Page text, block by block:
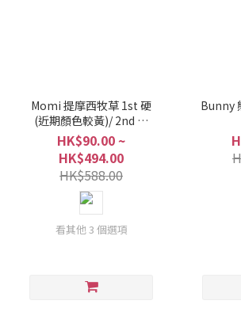
Momi 提摩西牧草 1st 硬
(近期顏色較黃)/ 2nd 軟
(近期較多啡葉)*限時優惠*
HK$90.00 ~
HK$494.00
HK$588.00
看其他 3 個選項
Bunny